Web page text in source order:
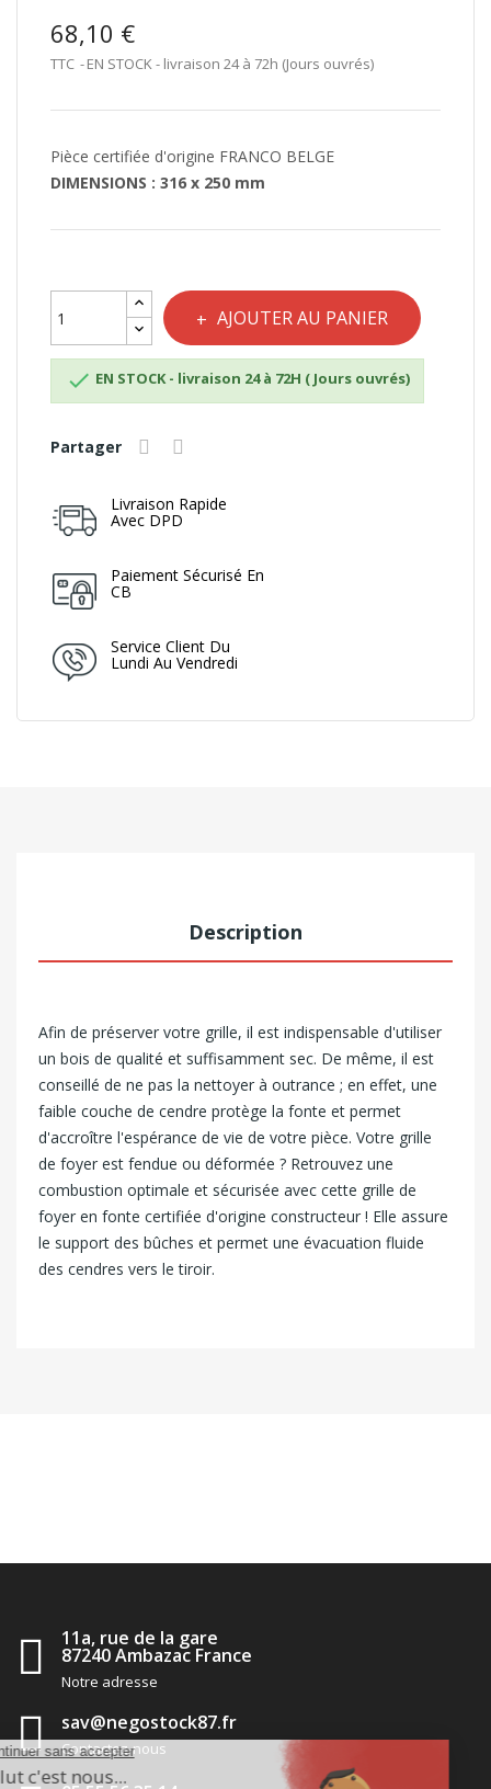
68,10 €
TTC EN STOCK - livraison 24 à 72h (Jours ouvrés)
Pièce certifiée d'origine FRANCO BELGE
DIMENSIONS : 316 x 250 mm
AJOUTER AU PANIER
 EN STOCK - livraison 24 à 72H ( Jours ouvrés)
Partager
Livraison Rapide
Avec DPD
Paiement Sécurisé En
CB
Service Client Du
Lundi Au Vendredi
Description
Afin de préserver votre grille, il est indispensable d'utiliser
un bois de qualité et suffisamment sec. De même, il est
conseillé de ne pas la nettoyer à outrance ; en effet, une
faible couche de cendre protège la fonte et permet
d'accroître l'espérance de vie de votre pièce. Votre grille
de foyer est fendue ou déformée ? Retrouvez une
combustion optimale et sécurisée avec cette grille de
foyer en fonte certifiée d'origine constructeur ! Elle assure
le support des bûches et permet une évacuation fluide
des cendres vers le tiroir.
11a, rue de la gare
87240 Ambazac France
Notre adresse
sav@negostock87.fr
Contactez-nous